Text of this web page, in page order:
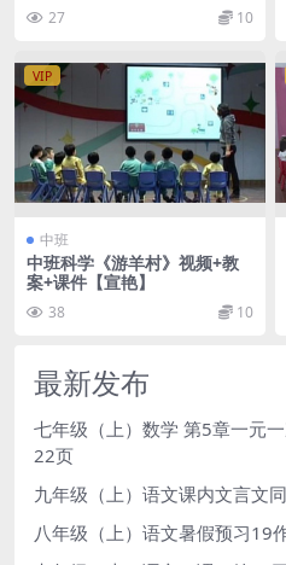
27 10
VIP
中班
中班科学《游羊村》视频+教
案+课件【宣艳】
38 10
最新发布
七年级（上）数学 第5章一元
22页
九年级（上）语文课内文言文
八年级（上）语文暑假预习